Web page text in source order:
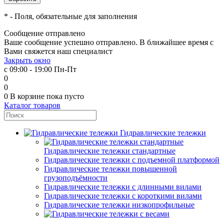
* - Поля, обязательные для заполнения
Сообщение отправлено
Ваше сообщение успешно отправлено. В ближайшее время с
Вами свяжется наш специалист
Закрыть окно
с 09:00 - 19:00 Пн-Пт
0
0
0 В корзине пока пусто
Каталог товаров
Гидравлические тележки
Гидравлические тележки стандартные
Гидравлические тележки с подъемной платформой
Гидравлические тележки повышенной
грузоподъёмности
Гидравлические тележки с длинными вилами
Гидравлические тележки с короткими вилами
Гидравлические тележки низкопрофильные